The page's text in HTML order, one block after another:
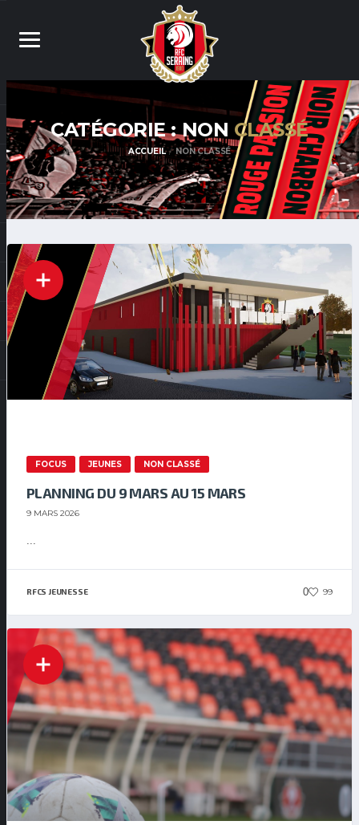
CATÉGORIE : NON CLASSÉ
ACCUEIL NON CLASSÉ
FOCUS JEUNES NON CLASSÉ
PLANNING DU 9 MARS AU 15 MARS
9 MARS 2026
RFCS JEUNESSE 0 99